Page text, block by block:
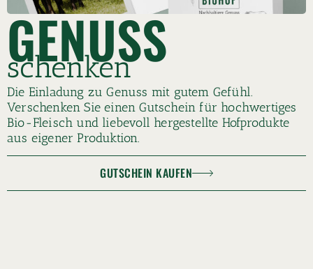
GENUSS
schenken
Die Einladung zu Genuss mit gutem Gefühl.
Verschenken Sie einen Gutschein für hochwertiges
Bio-Fleisch und liebevoll hergestellte Hofprodukte
aus eigener Produktion.
GUTSCHEIN KAUFEN